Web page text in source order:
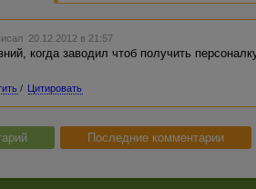
секции" и нажимаете на
подобный текст в блоке
20.12.2012 в 21:57
когда заводил чтоб получить
/ Цитировать
Последние комментарии